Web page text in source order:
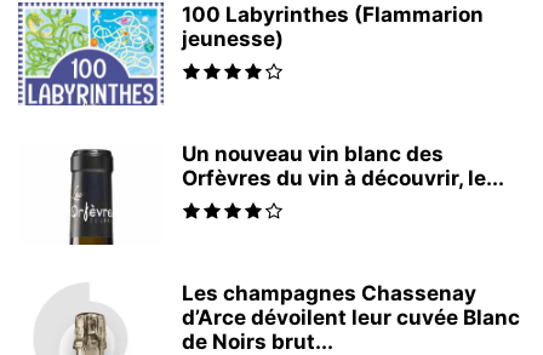
100 Labyrinthes (Flammarion
jeunesse)
Un nouveau vin blanc des
Orfèvres du vin à découvrir, le...
Les champagnes Chassenay
d’Arce dévoilent leur cuvée Blanc
de Noirs brut...